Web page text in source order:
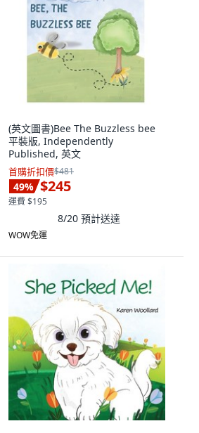
(英文圖書)Bee The Buzzless bee
平裝版, Independently
Published, 英文
首購折扣價$481
49% $245
運費 $195
8/20 預計送達
WOW免運